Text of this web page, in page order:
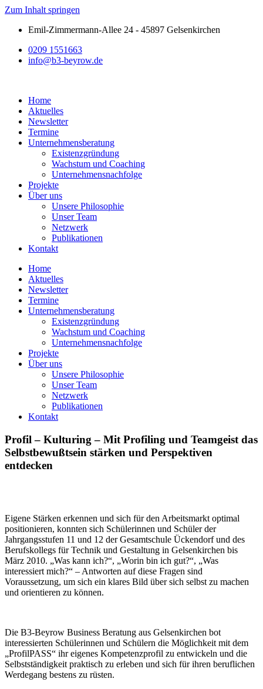
Zum Inhalt springen
Emil-Zimmermann-Allee 24 - 45897 Gelsenkirchen
0209 1551663
info@b3-beyrow.de
Home
Aktuelles
Newsletter
Termine
Unternehmensberatung
Existenzgründung
Wachstum und Coaching
Unternehmensnachfolge
Projekte
Über uns
Unsere Philosophie
Unser Team
Netzwerk
Publikationen
Kontakt
Home
Aktuelles
Newsletter
Termine
Unternehmensberatung
Existenzgründung
Wachstum und Coaching
Unternehmensnachfolge
Projekte
Über uns
Unsere Philosophie
Unser Team
Netzwerk
Publikationen
Kontakt
Profil – Kulturing – Mit Profiling und Teamgeist das
Selbstbewußtsein stärken und Perspektiven
entdecken
Eigene Stärken erkennen und sich für den Arbeitsmarkt optimal
positionieren, konnten sich Schülerinnen und Schüler der
Jahrgangsstufen 11 und 12 der Gesamtschule Ückendorf und des
Berufskollegs für Technik und Gestaltung in Gelsenkirchen bis
März 2010. „Was kann ich?“, „Worin bin ich gut?“, „Was
interessiert mich?“ – Antworten auf diese Fragen sind
Voraussetzung, um sich ein klares Bild über sich selbst zu machen
und orientieren zu können.
Die B3-Beyrow Business Beratung aus Gelsenkirchen bot
interessierten Schülerinnen und Schülern die Möglichkeit mit dem
„ProfilPASS“ ihr eigenes Kompetenzprofil zu entwickeln und die
Selbstständigkeit praktisch zu erleben und sich für ihren beruflichen
Werdegang bestens zu rüsten.